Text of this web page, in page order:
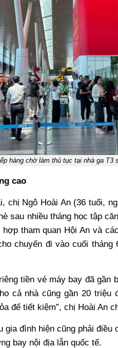
hàng chờ làm thủ tục tại nhà ga T3
cao
chị Ngô Hoài An (36 tuổi,
sau nhiều tháng học tập
tham quan Hội An và
chuyến đi vào cuối
tiền vé máy bay đã gần
cả nhà cũng gần 20 triệu
để tiết kiệm”, chị Hoài An
gia đình hiện cũng phải
bay nội địa lẫn quốc tế.